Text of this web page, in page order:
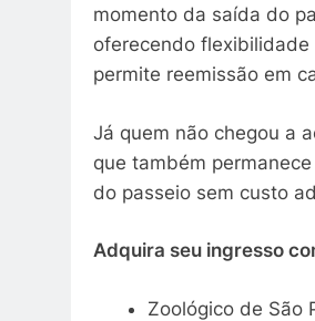
momento da saída do
oferecendo
permite reemissão em
Já quem não chegou a
que também
do passeio sem custo
Adquira seu ingresso
Zoológico de São